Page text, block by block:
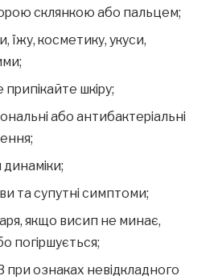
склянкою або пальцем;
їжу, косметику, укуси,
припікайте шкіру;
або антибактеріальні
та супутні симптоми;
якщо висип не минає,
погіршується;
ознаках невідкладного